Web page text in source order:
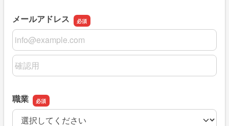
メールアドレス
メールアドレス
メールアドレスの確認用
職業
職業